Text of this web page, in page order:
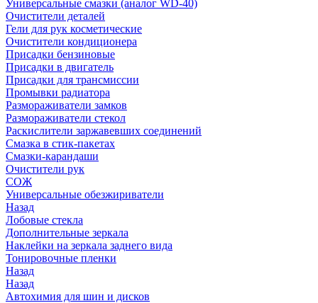
Универсальные смазки (аналог WD-40)
Очистители деталей
Гели для рук косметические
Очистители кондиционера
Присадки бензиновые
Присадки в двигатель
Присадки для трансмиссии
Промывки радиатора
Размораживатели замков
Размораживатели стекол
Раскислители заржавевших соединений
Смазка в стик-пакетах
Смазки-карандаши
Очистители рук
СОЖ
Универсальные обезжириватели
Назад
Лобовые стекла
Дополнительные зеркала
Наклейки на зеркала заднего вида
Тонировочные пленки
Назад
Назад
Автохимия для шин и дисков